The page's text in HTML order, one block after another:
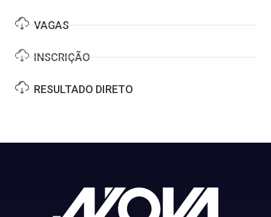
VAGAS
INSCRIÇÃO
RESULTADO DIRETO